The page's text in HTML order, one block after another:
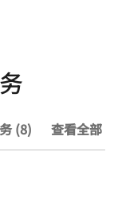
(8) 查看全部